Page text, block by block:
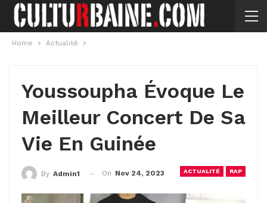
Home Actualité
Youssoupha Évoque Le
Meilleur Concert De Sa
Vie En Guinée
ACTUALITÉ RAP
By Admin1 On Nov 24, 2023